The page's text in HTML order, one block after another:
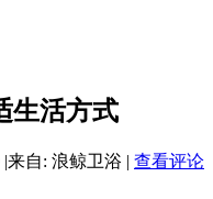
生活方式
|来自: 浪鲸卫浴 | 查看评论